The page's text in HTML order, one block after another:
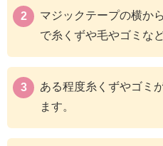
マジックテープの横か
で糸くずや毛やゴミな
ある程度糸くずやゴミ
ます。